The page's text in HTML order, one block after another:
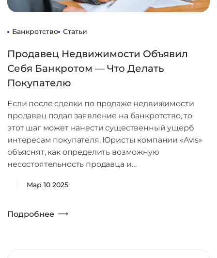
Банкротство Статьи
Продавец Недвижимости Объявил
Себя Банкротом — Что Делать
Покупателю
Если после сделки по продаже недвижимости
продавец подал заявление на банкротство, то
этот шаг может нанести существенный ущерб
интересам покупателя. Юристы компании «Avis»
объяснят, как определить возможную
несостоятельность продавца и…
Мар 10 2025
Подробнее